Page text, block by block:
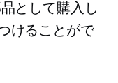
として購入し
けることがで